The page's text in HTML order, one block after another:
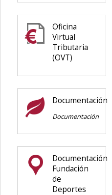
Oficina
Virtual
Tributaria
(OVT)
Documentación
Documentación
Documentación
Fundación
de
Deportes